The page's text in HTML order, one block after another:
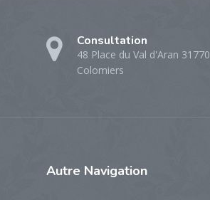
Consultation
48 Place du Val d'Aran 31770
Colomiers
AutreNavigation